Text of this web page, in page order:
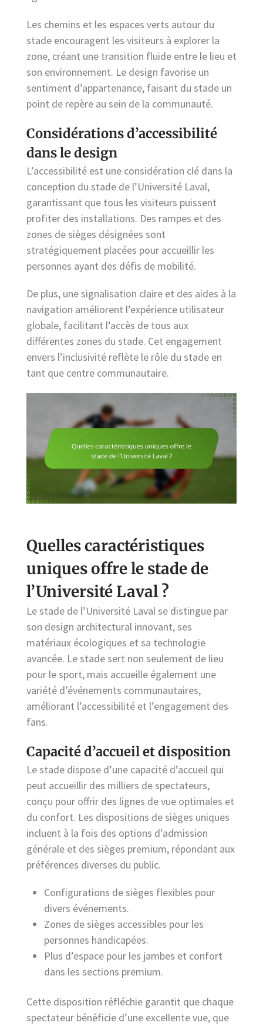
Les chemins et les espaces verts autour du
stade encouragent les visiteurs à explorer la
zone, créant une transition fluide entre le lieu et
son environnement. Le design favorise un
sentiment d’appartenance, faisant du stade un
point de repère au sein de la communauté.
Considérations d’accessibilité
dans le design
L’accessibilité est une considération clé dans la
conception du stade de l’Université Laval,
garantissant que tous les visiteurs puissent
profiter des installations. Des rampes et des
zones de sièges désignées sont
stratégiquement placées pour accueillir les
personnes ayant des défis de mobilité.
De plus, une signalisation claire et des aides à la
navigation améliorent l’expérience utilisateur
globale, facilitant l’accès de tous aux
différentes zones du stade. Cet engagement
envers l’inclusivité reflète le rôle du stade en
tant que centre communautaire.
Quelles caractéristiques
uniques offre le stade de
l’Université Laval ?
Le stade de l’Université Laval se distingue par
son design architectural innovant, ses
matériaux écologiques et sa technologie
avancée. Le stade sert non seulement de lieu
pour le sport, mais accueille également une
variété d’événements communautaires,
améliorant l’accessibilité et l’engagement des
fans.
Capacité d’accueil et disposition
Le stade dispose d’une capacité d’accueil qui
peut accueillir des milliers de spectateurs,
conçu pour offrir des lignes de vue optimales et
du confort. Les dispositions de sièges uniques
incluent à la fois des options d’admission
générale et des sièges premium, répondant aux
préférences diverses du public.
Configurations de sièges flexibles pour
divers événements.
Zones de sièges accessibles pour les
personnes handicapées.
Plus d’espace pour les jambes et confort
dans les sections premium.
Cette disposition réfléchie garantit que chaque
spectateur bénéficie d’une excellente vue, que